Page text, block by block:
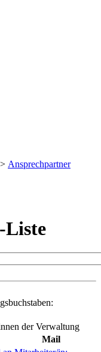
> Ansprechpartner
Liste
der Verwaltung
Mail